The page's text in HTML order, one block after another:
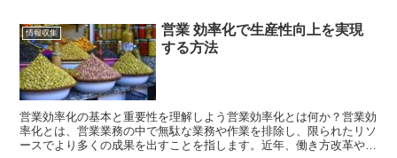
情報収集
営業 効率化で生産性向上を実現
する方法
営業効率化の基本と重要性を理解しよう営業効率化とは何か？営業効
率化とは、営業業務の中で無駄な業務や作業を排除し、限られたリソ
ースでより多くの成果を出すことを指します。近年、働き方改革や人